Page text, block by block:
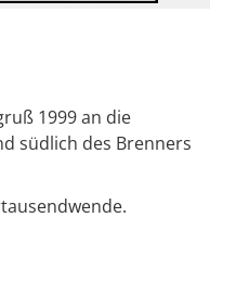
1999 an die
südlich des Brenners